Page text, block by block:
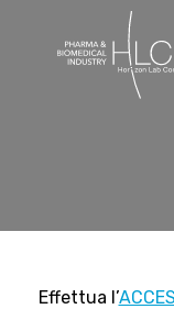
Effettua l’